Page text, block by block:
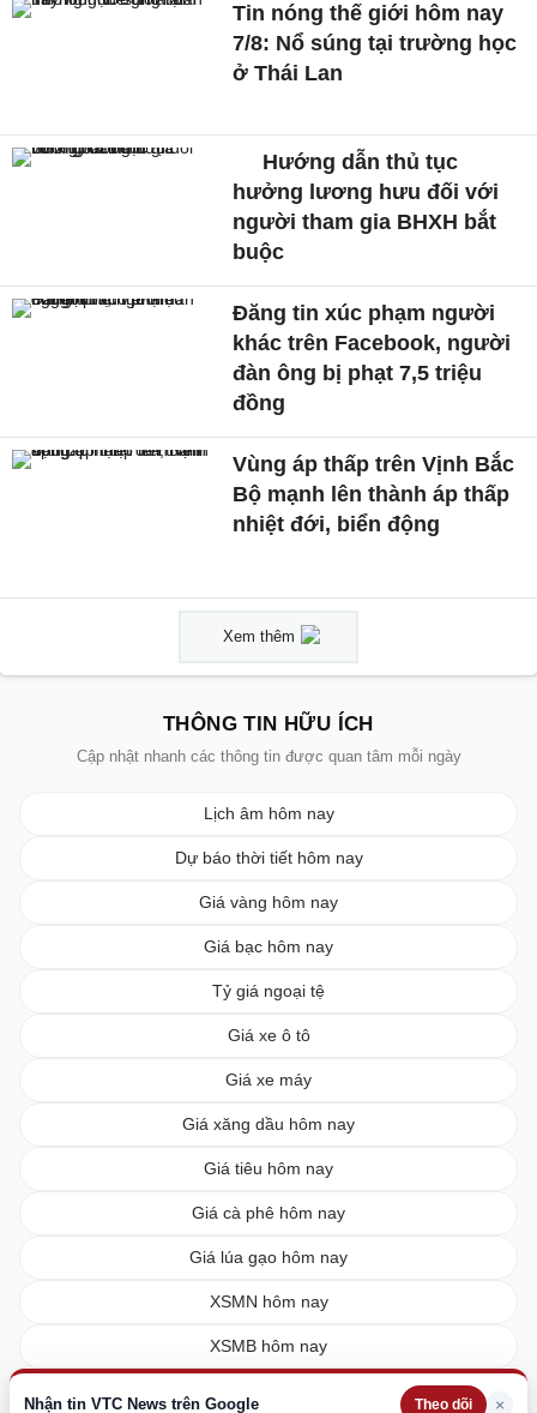
Nhận tin VTC News trên Google Theo dõi ×
Tin nóng thế giới hôm nay
7/8: Nổ súng tại trường học
ở Thái Lan
Hướng dẫn thủ tục
hưởng lương hưu đối với
người tham gia BHXH bắt
buộc
Đăng tin xúc phạm người
khác trên Facebook, người
đàn ông bị phạt 7,5 triệu
đồng
Vùng áp thấp trên Vịnh Bắc
Bộ mạnh lên thành áp thấp
nhiệt đới, biển động
Xem thêm
THÔNG TIN HỮU ÍCH
Cập nhật nhanh các thông tin được quan tâm mỗi ngày
Lịch âm hôm nay
Dự báo thời tiết hôm nay
Giá vàng hôm nay
Giá bạc hôm nay
Tỷ giá ngoại tệ
Giá xe ô tô
Giá xe máy
Giá xăng dầu hôm nay
Giá tiêu hôm nay
Giá cà phê hôm nay
Giá lúa gạo hôm nay
XSMN hôm nay
XSMB hôm nay